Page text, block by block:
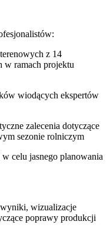
z 14
w ramach projektu
wiodących ekspertów
zalecenia dotyczące
sezonie rolniczym
celu jasnego planowania
wyniki, wizualizacje
poprawy produkcji